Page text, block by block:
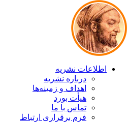
اطلاعات نشریه
درباره نشریه
اهداف و زمینه‌ها
هیأت بورد
تماس با ما
فرم برقراری ارتباط